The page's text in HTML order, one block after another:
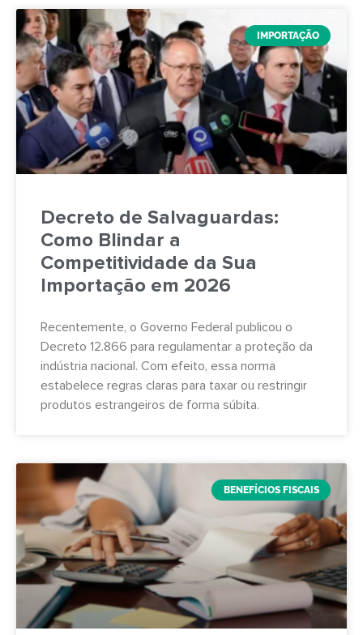
IMPORTAÇÃO
Decreto de Salvaguardas:
Como Blindar a
Competitividade da Sua
Importação em 2026
Recentemente, o Governo Federal publicou o
Decreto 12.866 para regulamentar a proteção da
indústria nacional. Com efeito, essa norma
estabelece regras claras para taxar ou restringir
produtos estrangeiros de forma súbita.
BENEFÍCIOS FISCAIS